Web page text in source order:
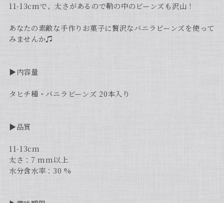
11-13cmで、太さがあるので鞘の中のビーンズも沢山！
あなたの素敵な手作りお菓子に贅沢なバニラビーンズを使って
みませんか♫
▶︎内容量
タヒチ種・バニラビーンズ 20本入り
▶︎品質
11-13cm
太さ：7 mm以上
水分含水率：30 %